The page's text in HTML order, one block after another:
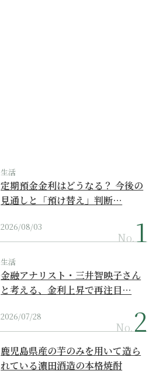
生活
定期預金金利はどうなる？ 今後の
見通しと「預け替え」判断…
2026/08/03
No.
生活
金融アナリスト・三井智映子さん
と考える、金利上昇で再注目…
2026/07/28
No.
鹿児島県産の芋のみを用いて造ら
れている濵田酒造の本格焼酎